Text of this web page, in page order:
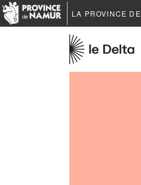
LA PROVINCE DE